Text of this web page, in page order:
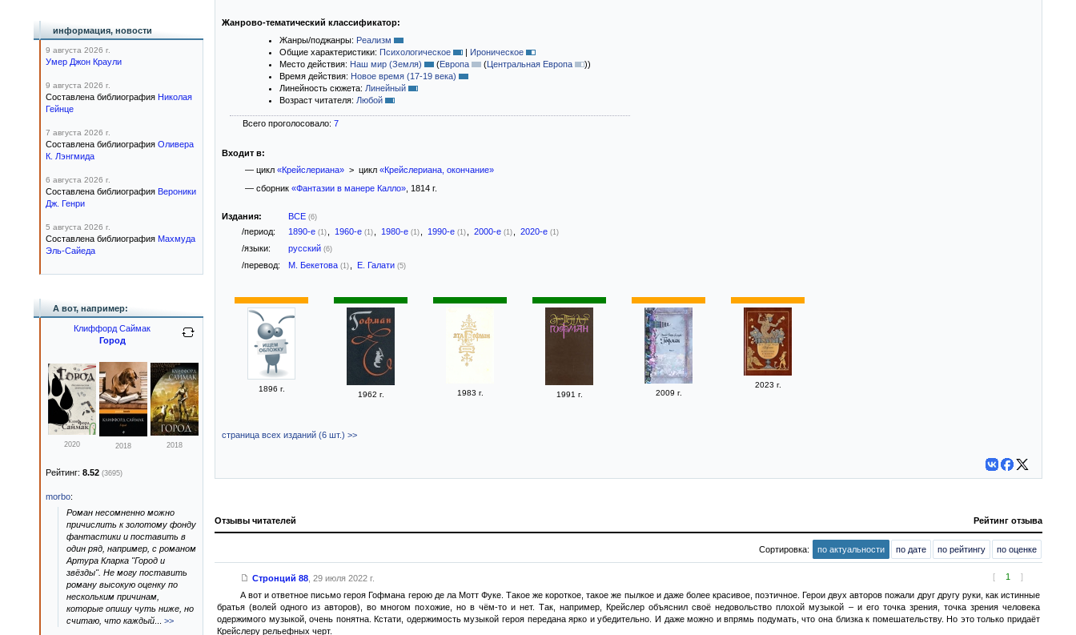
Жанрово-тематический классификатор:
Жанры/поджанры: Реализм
Общие характеристики: Психологическое | Ироническое
Место действия: Наш мир (Земля) (Европа (Центральная Европа ))
Время действия: Новое время (17-19 века)
Линейность сюжета: Линейный
Возраст читателя: Любой
Всего проголосовало: 7
Входит в:
— цикл «Крейслериана»> цикл «Крейслериана, окончание»
— сборник «Фантазии в манере Калло», 1814 г.
Издания: ВСЕ (6)
/период: 1890-е (1) 1960-е (1) 1980-е (1) 1990-е (1) 2000-е (1) 2020-е (1)
/языки: русский (6)
/перевод: М. Бекетова (1) Е. Галати (5)
1896 г.
1962 г. 1983 г. 1991 г. 2009 г.
2023 г.
страница всех изданий (6 шт.) >>
Отзывы читателей Рейтинг отзыва
Сортировка: по актуальности по дате по рейтингу по оценке
[ 1 ]
Стронций 88, 29 июля 2022 г.
А вот и ответное письмо героя Гофмана герою де ла Мотт Фуке. Такое же короткое, такое же пылкое и даже более красивое, поэтичное. Герои двух авторов пожали друг другу руки, как истинные
братья (волей одного из авторов), во многом похожие, но в чём-то и нет. Так, например, Крейслер объяснил своё недовольство плохой музыкой – и его точка зрения, точка зрения человека
одержимого музыкой, очень понятна. Кстати, одержимость музыкой героя передана ярко и убедительно. И даже можно и впрямь подумать, что она близка к помешательству. Но это только придаёт
Крейслеру рельефных черт.
информация, новости
9 августа 2026 г.
Умер Джон Краули
9 августа 2026 г.
Составлена библиография Николая
Гейнце
7 августа 2026 г.
Составлена библиография Оливера
К. Лэнгмида
6 августа 2026 г.
Составлена библиография Вероники
Дж. Генри
5 августа 2026 г.
Составлена библиография Махмуда
Эль-Сайеда
А вот, например:
Клиффорд Саймак
Город
2020 2018 2018
Рейтинг: 8.52 (3695)
morbo:
Роман несомненно можно
причислить к золотому фонду
фантастики и поставить в
один ряд, например, с романом
Артура Кларка "Город и
звёзды". Не могу поставить
роману высокую оценку по
нескольким причинам,
которые опишу чуть ниже, но
считаю, что каждый
>>